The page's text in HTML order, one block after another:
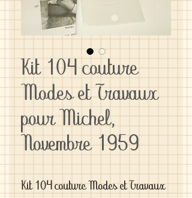
Kit 104 couture
Modes et Travaux
pour Michel,
Novembre 1959
Kit 104 couture Modes et Travaux